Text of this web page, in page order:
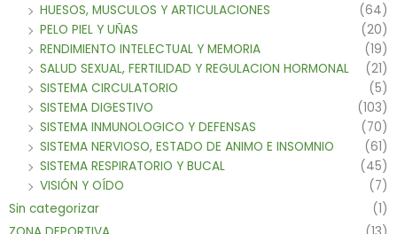
HUESOS, MUSCULOS Y ARTICULACIONES
(64)
PELO PIEL Y UÑAS
(20)
RENDIMIENTO INTELECTUAL Y MEMORIA
(19)
SALUD SEXUAL, FERTILIDAD Y REGULACION HORMONAL
(21)
SISTEMA CIRCULATORIO
(5)
SISTEMA DIGESTIVO
(103)
SISTEMA INMUNOLOGICO Y DEFENSAS
(70)
SISTEMA NERVIOSO, ESTADO DE ANIMO E INSOMNIO
(61)
SISTEMA RESPIRATORIO Y BUCAL
(45)
VISIÓN Y OÍDO
(7)
Sin categorizar
(1)